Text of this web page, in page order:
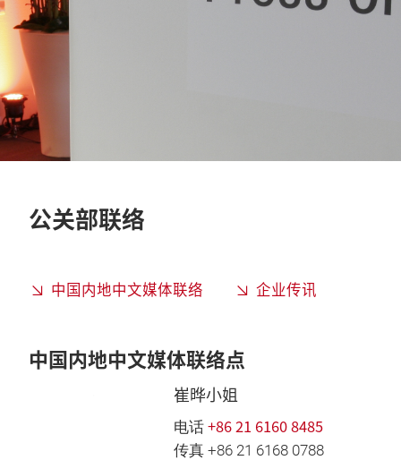
公关部联络
中国内地中文媒体联络 企业传讯
中国内地中文媒体联络点
崔晔小姐
电话 +86 21 6160 8485
传真 +86 21 6168 0788